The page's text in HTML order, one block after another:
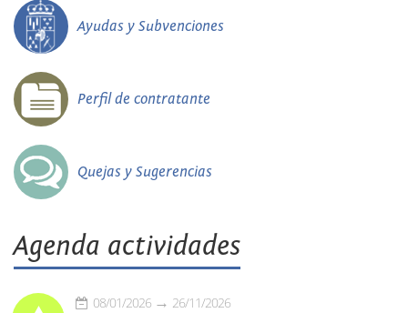
Ayudas y Subvenciones
Perfil de contratante
Quejas y Sugerencias
Agenda actividades
08/01/2026 26/11/2026